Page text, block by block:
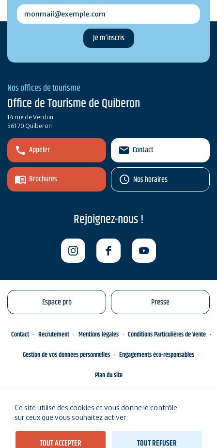
monmail@exemple.com
Nos offices de tourisme
Office de Tourisme de Quiberon
14 rue de Verdun
56170 Quiberon
Appeler
Brochures
Contact
Nos horaires
Rejoignez-nous !
Espace pro Presse
Contact Recrutement Mentions légales
Conditions Particulières de Vente
Gestion de vos données personnelles
Engagements éco-responsables
Plan du site
Ce site utilise des cookies et vous donne le contrôle
sur ceux que vous souhaitez activer
TOUT ACCEPTER TOUT REFUSER